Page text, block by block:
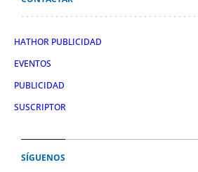
HATHOR PUBLICIDAD
EVENTOS
PUBLICIDAD
SUSCRIPTOR
SÍGUENOS